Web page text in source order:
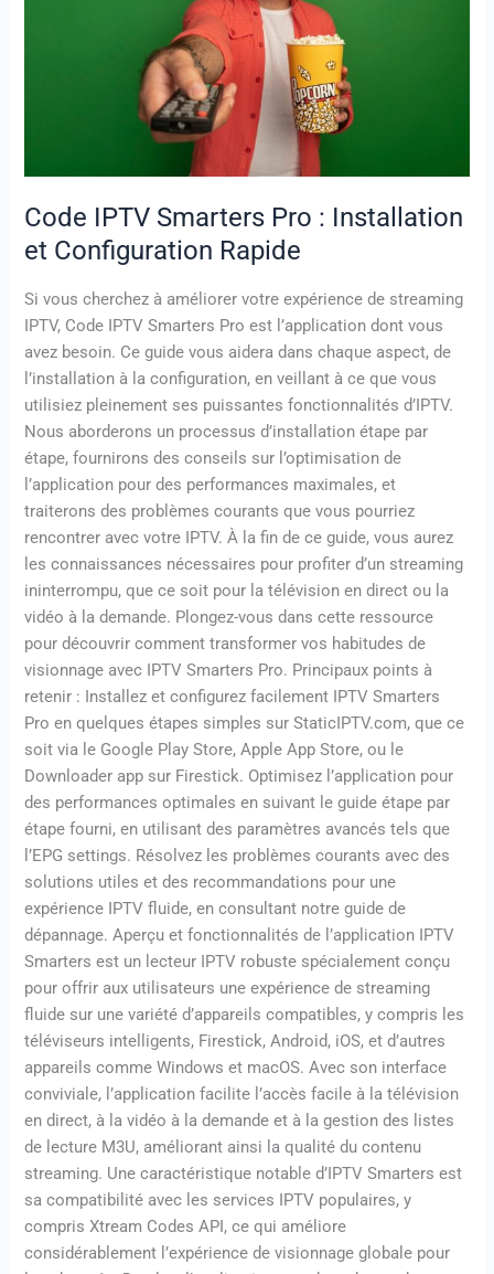
Code IPTV Smarters Pro : Installation
et Configuration Rapide
Si vous cherchez à améliorer votre expérience de streaming
IPTV, Code IPTV Smarters Pro est l’application dont vous
avez besoin. Ce guide vous aidera dans chaque aspect, de
l’installation à la configuration, en veillant à ce que vous
utilisiez pleinement ses puissantes fonctionnalités d’IPTV.
Nous aborderons un processus d’installation étape par
étape, fournirons des conseils sur l’optimisation de
l’application pour des performances maximales, et
traiterons des problèmes courants que vous pourriez
rencontrer avec votre IPTV. À la fin de ce guide, vous aurez
les connaissances nécessaires pour profiter d’un streaming
ininterrompu, que ce soit pour la télévision en direct ou la
vidéo à la demande. Plongez-vous dans cette ressource
pour découvrir comment transformer vos habitudes de
visionnage avec IPTV Smarters Pro. Principaux points à
retenir : Installez et configurez facilement IPTV Smarters
Pro en quelques étapes simples sur StaticIPTV.com, que ce
soit via le Google Play Store, Apple App Store, ou le
Downloader app sur Firestick. Optimisez l’application pour
des performances optimales en suivant le guide étape par
étape fourni, en utilisant des paramètres avancés tels que
l’EPG settings. Résolvez les problèmes courants avec des
solutions utiles et des recommandations pour une
expérience IPTV fluide, en consultant notre guide de
dépannage. Aperçu et fonctionnalités de l’application IPTV
Smarters est un lecteur IPTV robuste spécialement conçu
pour offrir aux utilisateurs une expérience de streaming
fluide sur une variété d’appareils compatibles, y compris les
téléviseurs intelligents, Firestick, Android, iOS, et d’autres
appareils comme Windows et macOS. Avec son interface
conviviale, l’application facilite l’accès facile à la télévision
en direct, à la vidéo à la demande et à la gestion des listes
de lecture M3U, améliorant ainsi la qualité du contenu
streaming. Une caractéristique notable d’IPTV Smarters est
sa compatibilité avec les services IPTV populaires, y
compris Xtream Codes API, ce qui améliore
considérablement l’expérience de visionnage globale pour